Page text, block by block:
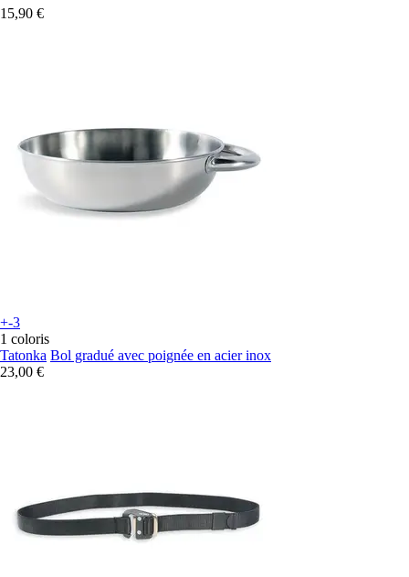
15,90 €
+-3
1 coloris
Tatonka Bol gradué avec poignée en acier inox
23,00 €